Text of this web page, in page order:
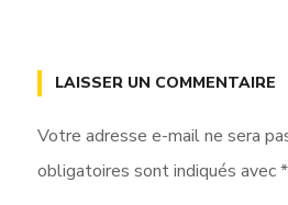
LAISSER UN COMMENTAIRE
Votre adresse e-mail ne sera
obligatoires sont indiqués avec*